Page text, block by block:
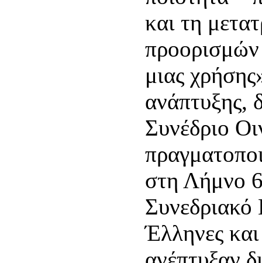
και τη
μιας
ανάπτυξης,
Συνέδριο
στη Λήμνο
Έλληνες